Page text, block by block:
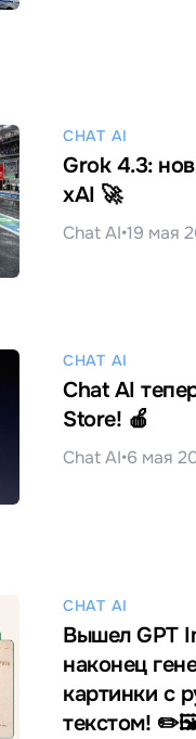
CHAT AI
Grok 4.3:
xAI 🚀
Chat AI•19 мая
CHAT AI
Chat AI
Store! 🍎
Chat AI•6 мая
CHAT AI
Вышел GPT
наконец
картинки с
текстом!